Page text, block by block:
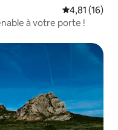
Évaluation
4,81 (16)
à votre porte !